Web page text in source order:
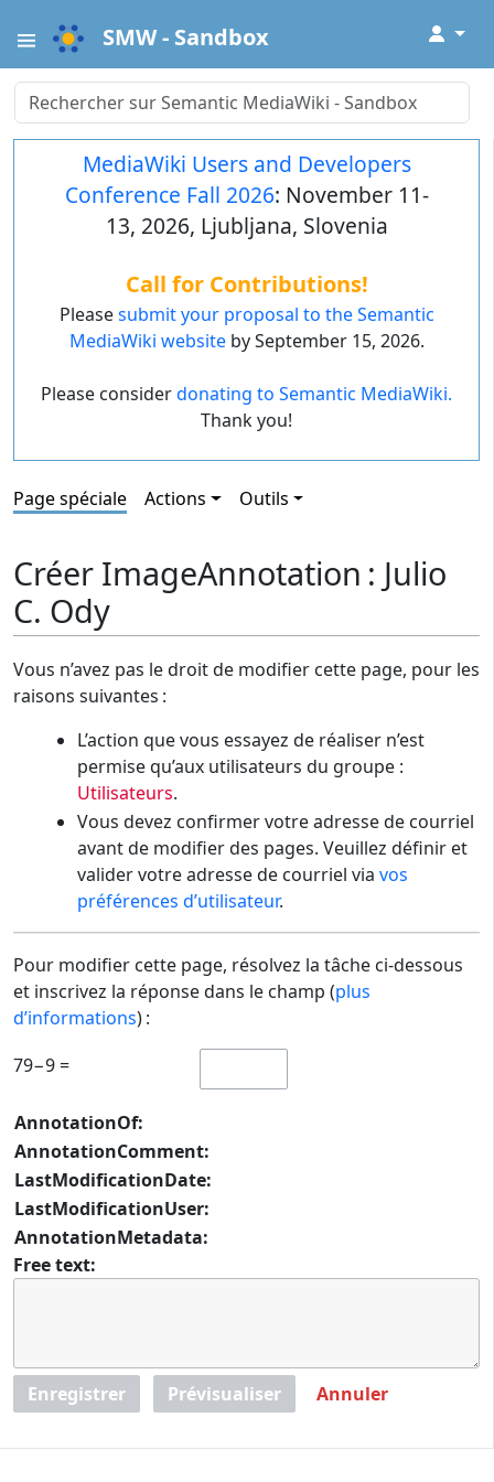
SMW - Sandbox ↓
MediaWiki Users and Developers
Conference Fall 2026: November 11-
13, 2026, Ljubljana, Slovenia
Call for Contributions!
Pleasesubmit your proposal to the Semantic
MediaWiki websiteby September 15, 2026.
Please considerdonating to Semantic MediaWiki.
Thank you!
Page spéciale Actions Outils
Créer ImageAnnotation : Julio
C. Ody
Vous n’avez pas le droit de modifier cette page, pour les
raisons suivantes :
L’action que vous essayez de réaliser n’est
permise qu’aux utilisateurs du groupe :
Utilisateurs.
Vous devez confirmer votre adresse de courriel
avant de modifier des pages. Veuillez définir et
valider votre adresse de courriel via vos
préférences d’utilisateur.
Pour modifier cette page, résolvez la tâche ci-dessous
et inscrivez la réponse dans le champ (plus
d’informations) :
79−9 =
AnnotationOf:
AnnotationComment:
LastModificationDate:
LastModificationUser:
AnnotationMetadata:
Free text:
Enregistrer Prévisualiser Annuler